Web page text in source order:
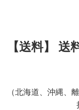
【送料】
（北海道、沖縄、